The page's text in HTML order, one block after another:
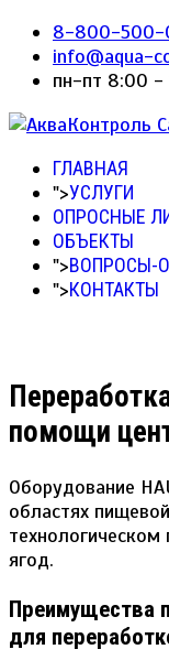
8-800-500-
info@aqua-
пн-пт 8:00 -
ГЛАВНАЯ
">УСЛУГИ
ОПРОСНЫЕ
ОБЪЕКТЫ
">ВОПРОСЫ-
">КОНТАКТЫ
помощи
Оборудование
областях
технологическом
ягод.
Преимущества
для